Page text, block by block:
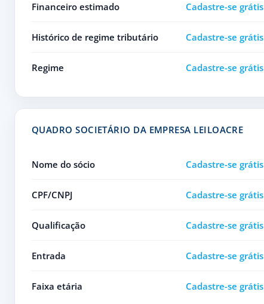
Financeiro estimado Cadastre-se grátis
Histórico de regime tributário Cadastre-se grátis
Regime Cadastre-se grátis
QUADRO SOCIETÁRIO DA EMPRESA LEILOACRE
Nome do sócio Cadastre-se grátis
CPF/CNPJ Cadastre-se grátis
Qualificação Cadastre-se grátis
Entrada Cadastre-se grátis
Faixa etária Cadastre-se grátis